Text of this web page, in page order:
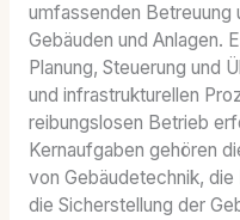
umfassenden Betreuung
Gebäuden und Anlagen.
Planung, Steuerung und
und infrastrukturellen
reibungslosen Betrieb
Kernaufgaben gehören
von Gebäudetechnik,
die Sicherstellung der